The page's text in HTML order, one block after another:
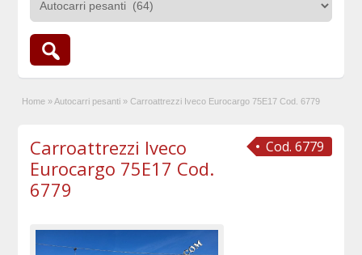
Home » Autocarri pesanti » Carroattrezzi Iveco Eurocargo 75E17 Cod. 6779
Cod. 6779
Carroattrezzi Iveco
Eurocargo 75E17 Cod.
6779